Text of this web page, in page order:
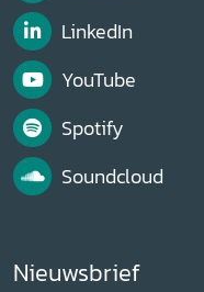
LinkedIn
YouTube
Spotify
Soundcloud
Nieuwsbrief